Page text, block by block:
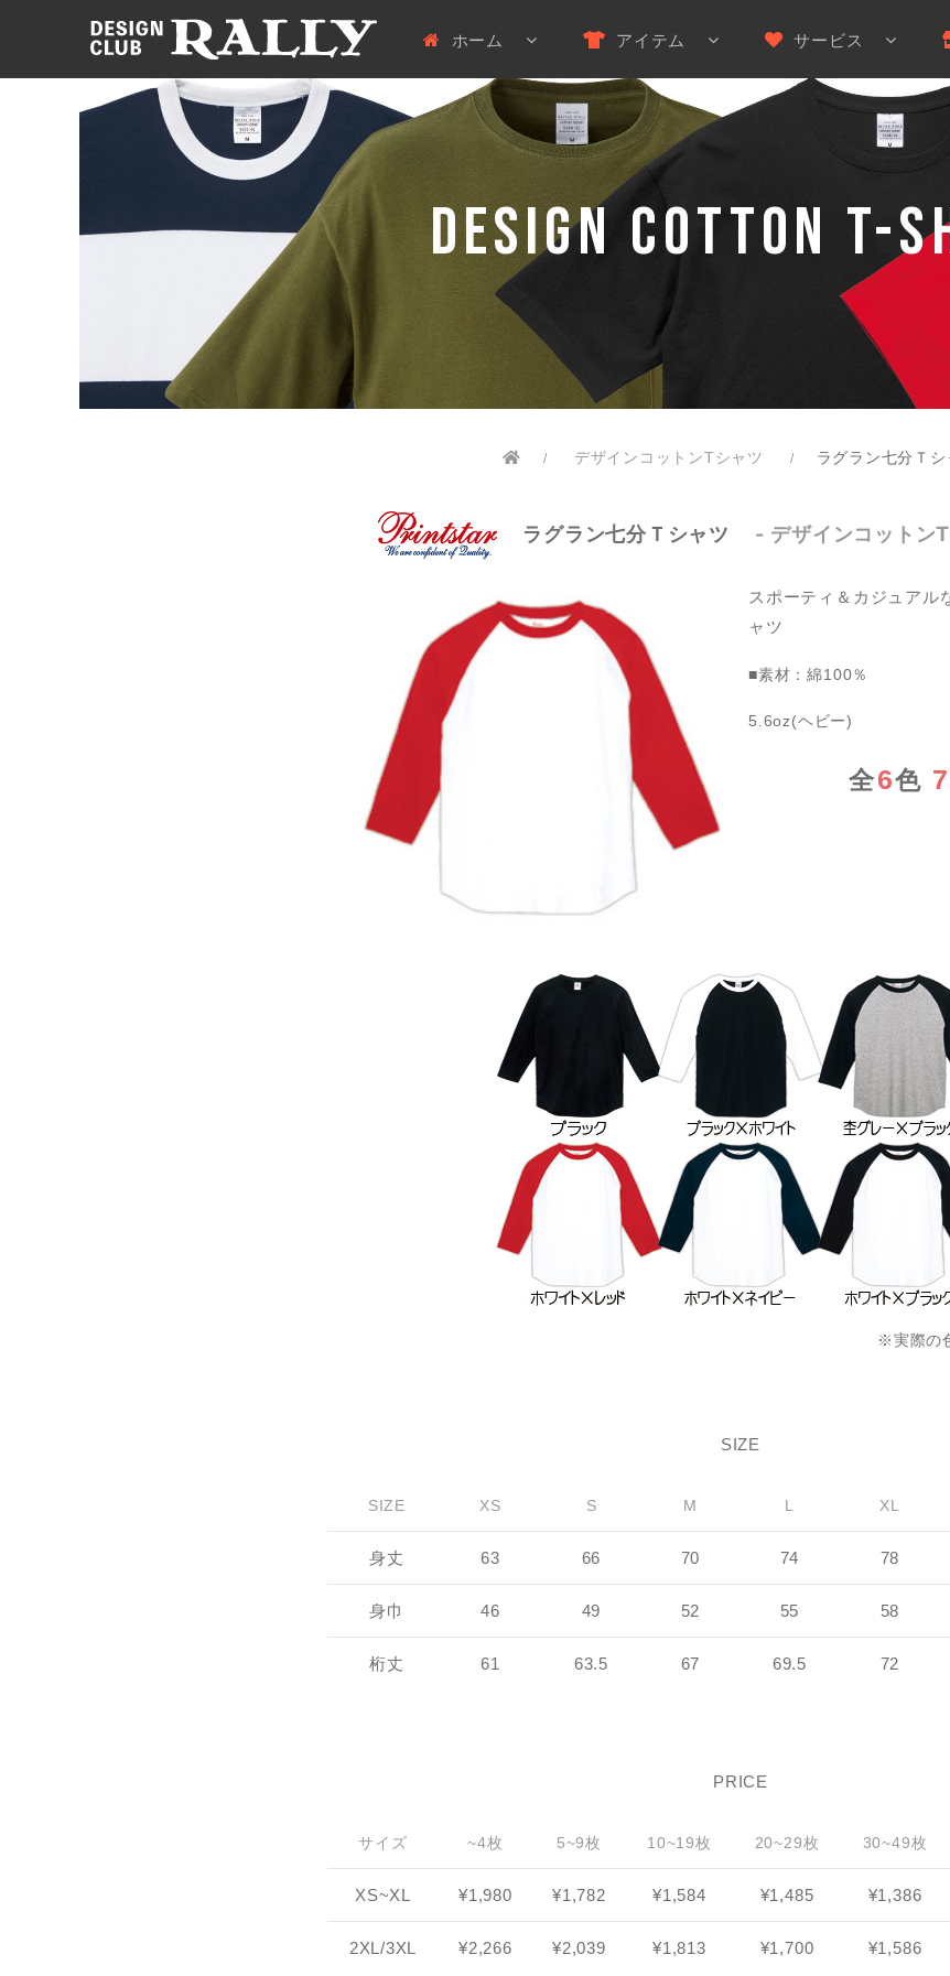
ホーム アイテム サービス
DESIGN COTTON
デザインコットンTシャツ ラグラン七分Ｔシ
ラグラン七分Ｔシャツ - デザインコット
スポーティ＆カジュアル
ャツ
■素材：綿100％
5.6oz(ヘビー)
全6色 7
※実際の
SIZE
SIZE XS S M L XL
身丈 63 66 70 74 78
身巾 46 49 52 55 58
桁丈 61 63.5 67 69.5 72
PRICE
サイズ ~4枚 5~9枚 10~19枚 20~29枚 30~49枚
XS~XL ¥1,980 ¥1,782 ¥1,584 ¥1,485 ¥1,386
2XL/3XL ¥2,266 ¥2,039 ¥1,813 ¥1,700 ¥1,586